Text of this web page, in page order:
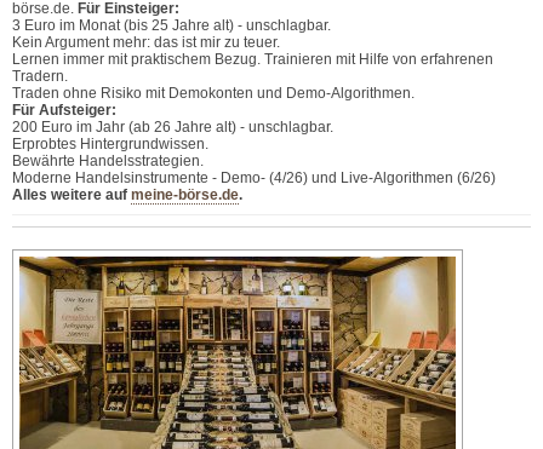
börse.de. Für Einsteiger:
3 Euro im Monat (bis 25 Jahre alt) - unschlagbar.
Kein Argument mehr: das ist mir zu teuer.
Lernen immer mit praktischem Bezug. Trainieren mit Hilfe von erfahrenen
Tradern.
Traden ohne Risiko mit Demokonten und Demo-Algorithmen.
Für Aufsteiger:
200 Euro im Jahr (ab 26 Jahre alt) - unschlagbar.
Erprobtes Hintergrundwissen.
Bewährte Handelsstrategien.
Moderne Handelsinstrumente - Demo- (4/26) und Live-Algorithmen (6/26)
Alles weitere auf meine-börse.de.